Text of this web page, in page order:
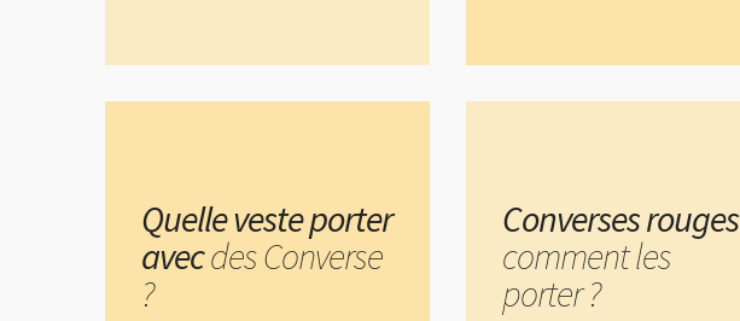
Quelle veste porter
avecdes Converse
?
Converses rouges
comment les
porter ?